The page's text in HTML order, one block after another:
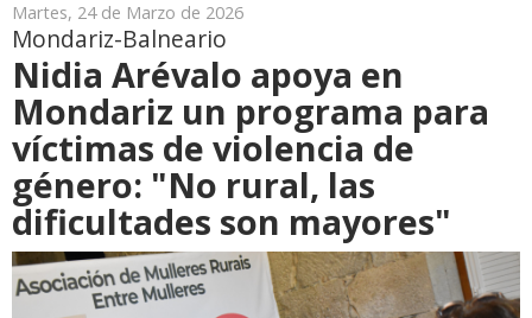
Martes, 24 de Marzo de 2026
Mondariz-Balneario
Nidia Arévalo apoya en
Mondariz un programa para
víctimas de violencia de
género: "No rural, las
dificultades son mayores"